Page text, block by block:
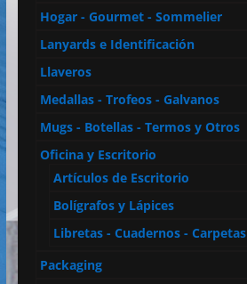
Hogar - Gourmet - Sommelier
Lanyards e Identificación
Llaveros
Medallas - Trofeos - Galvanos
Mugs - Botellas - Termos y Otros
Oficina y Escritorio
Artículos de Escritorio
Bolígrafos y Lápices
Libretas - Cuadernos - Carpetas
Packaging